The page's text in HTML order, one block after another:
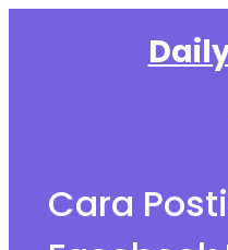
Cara